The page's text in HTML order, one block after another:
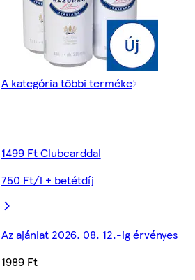
A kategória többi terméke
1499 Ft Clubcarddal
750 Ft/l + betétdíj
Az ajánlat 2026. 08. 12.-ig érvényes
1989 Ft